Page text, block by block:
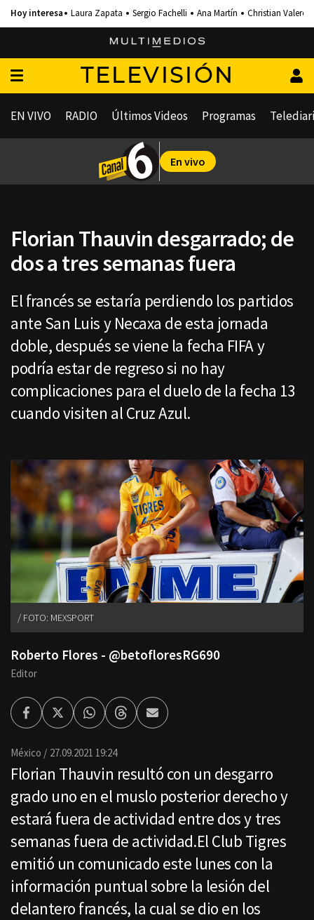
Laura Zapata Sergio Fachelli Ana Martín Christian Valero
TELEVISIÓN
EN VIVO RADIO Últimos Videos Programas
En vivo
Florian Thauvin desgarrado; de
dos a tres semanas fuera
El francés se estaría perdiendo los partidos
ante San Luis y Necaxa de esta jornada
doble, después se viene la fecha FIFA y
podría estar de regreso si no hay
complicaciones para el duelo de la fecha 13
cuando visiten al Cruz Azul.
FOTO: MEXSPORT
Roberto Flores - @betofloresRG690
Editor
FacebookTwitterWhatsappThreadsEnviar
por
México 27.09.2021 19:24
Florian Thauvin resultó con un desgarro
grado uno en el muslo posterior derecho y
estará fuera de actividad entre dos y tres
semanas fuera de actividad.El Club Tigres
emitió un comunicado este lunes con la
información puntual sobre la lesión del
delantero francés, la cual se dio en los